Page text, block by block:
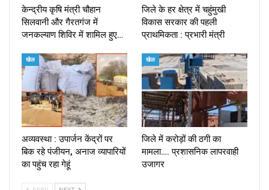
केन्द्रीय कृषि मंत्री चौहान
सिलवानी और गैरतगंज में
जनकल्याण शिविर में शामिल हुए…
जिले के हर क्षेत्र में चहुंमुखी
विकास सरकार की पहली
प्राथमिकता : प्रभारी मंत्री
खेल
अव्यवस्था : उपार्जन केंद्रों पर
बिक रहे पंजीयन, अनाज व्यापारियों
का पहुंच रहा गेहूं
खेल
जिले में करोड़ों की ठगी का
मामला…. प्रशासनिक लापरवाही
उजागर